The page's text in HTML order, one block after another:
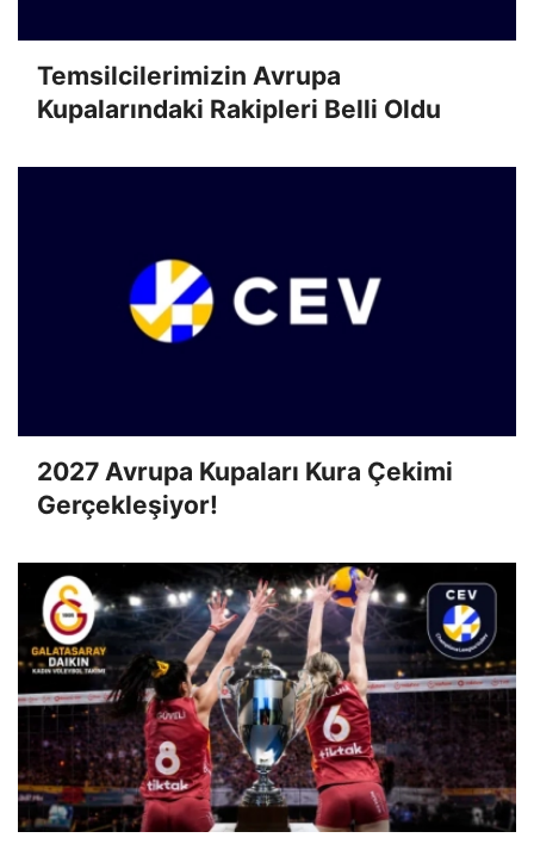
Temsilcilerimizin Avrupa
Kupalarındaki Rakipleri Belli Oldu
2027 Avrupa Kupaları Kura Çekimi
Gerçekleşiyor!